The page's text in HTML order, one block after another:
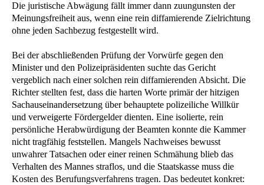
Die juristische Abwägung fällt immer dann zuungunsten der
Meinungsfreiheit aus, wenn eine rein diffamierende Zielrichtung
ohne jeden Sachbezug festgestellt wird.
Bei der abschließenden Prüfung der Vorwürfe gegen den
Minister und den Polizeipräsidenten suchte das Gericht
vergeblich nach einer solchen rein diffamierenden Absicht. Die
Richter stellten fest, dass die harten Worte primär der hitzigen
Sachauseinandersetzung über behauptete polizeiliche Willkür
und verweigerte Fördergelder dienten. Eine isolierte, rein
persönliche Herabwürdigung der Beamten konnte die Kammer
nicht tragfähig feststellen. Mangels Nachweises bewusst
unwahrer Tatsachen oder einer reinen Schmähung blieb das
Verhalten des Mannes straflos, und die Staatskasse muss die
Kosten des Berufungsverfahrens tragen. Das bedeutet konkret: